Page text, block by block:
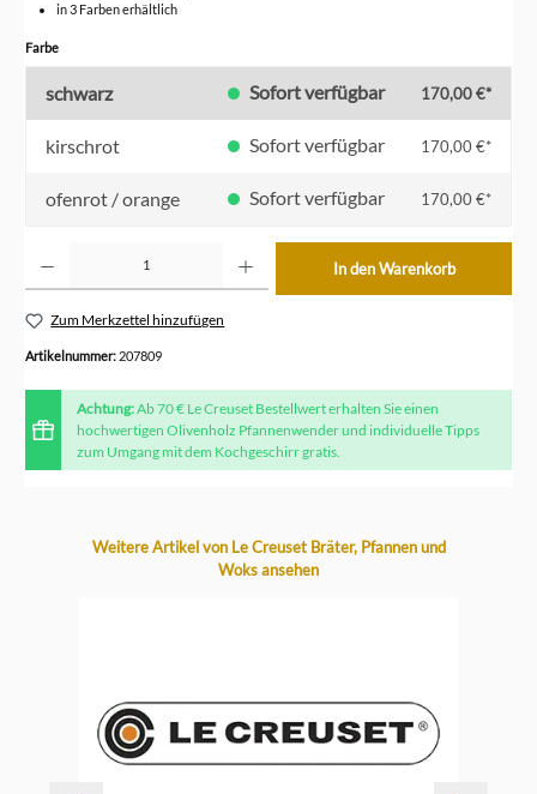
in 3 Farben erhältlich
Farbeauswählen
schwarz Sofort verfügbar 170,00 €*
kirschrot Sofort verfügbar 170,00 €*
ofenrot / orange Sofort verfügbar 170,00 €*
In den Warenkorb
Zum Merkzettel hinzufügen
Artikelnummer: 207809
Achtung:Ab 70 € Le Creuset Bestellwert erhalten Sie einen
hochwertigen Olivenholz Pfannenwender und individuelle Tipps
zum Umgang mit dem Kochgeschirr gratis.
Produktgalerie überspringen
Weitere Artikel von Le Creuset Bräter, Pfannen und
Woks ansehen